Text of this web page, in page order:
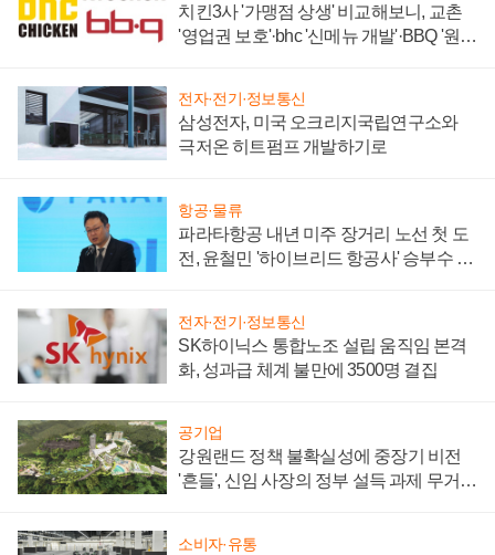
치킨3사 '가맹점 상생' 비교해보니, 교촌
'영업권 보호'·bhc '신메뉴 개발'·BBQ '원가
전자·전기·정보통신
삼성전자, 미국 오크리지국립연구소와
극저온 히트펌프 개발하기로
항공·물류
파라타항공 내년 미주 장거리 노선 첫 도
전, 윤철민 '하이브리드 항공사' 승부수 통
전자·전기·정보통신
SK하이닉스 통합노조 설립 움직임 본격
화, 성과급 체계 불만에 3500명 결집
공기업
강원랜드 정책 불확실성에 중장기 비전
'흔들', 신임 사장의 정부 설득 과제 무거워
소비자·유통